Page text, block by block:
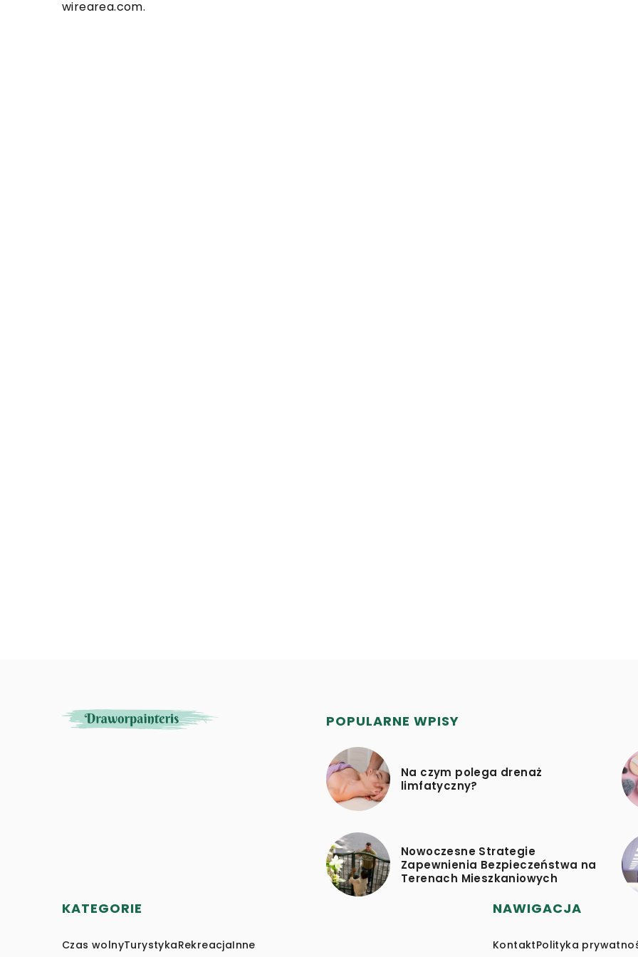
wirearea.com.
POPULARNE WPISY
Na czym polega drenaż
limfatyczny?
Nowoczesne Strategie
Zapewnienia Bezpieczeństwa na
Terenach Mieszkaniowych
KATEGORIE
Czas wolnyTurystykaRekreacjaInne
NAWIGACJA
KontaktPolityka